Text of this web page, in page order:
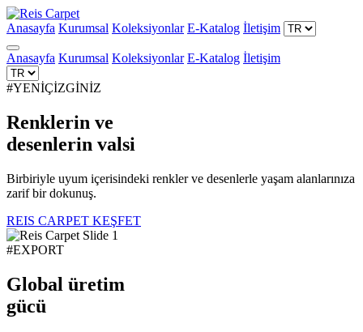
Anasayfa Kurumsal Koleksiyonlar E-Katalog İletişim
Anasayfa Kurumsal Koleksiyonlar E-Katalog İletişim
#YENİÇİZGİNİZ
Renklerin ve
desenlerin valsi
Birbiriyle uyum içerisindeki renkler ve desenlerle yaşam alanlarınıza
zarif bir dokunuş.
REIS CARPET KEŞFET
#EXPORT
Global üretim
gücü